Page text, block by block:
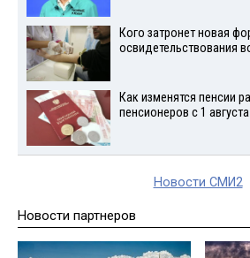
Кого затронет новая
освидетельствования
Как изменятся пенсии
пенсионеров с 1 августа
Новости СМИ2
Новости партнеров